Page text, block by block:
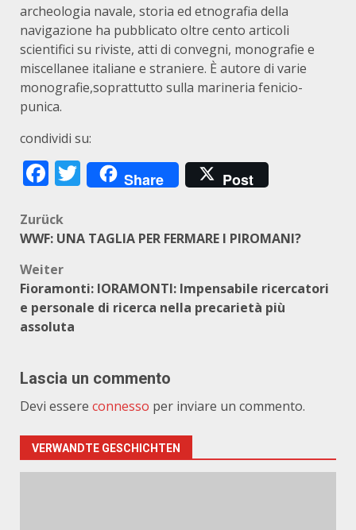
archeologia navale, storia ed etnografia della
navigazione ha pubblicato oltre cento articoli
scientifici su riviste, atti di convegni, monografie e
miscellanee italiane e straniere. È autore di varie
monografie,soprattutto sulla marineria fenicio-
punica.
condividi su:
Facebook
Twitter
Share Post
Beitragsnavigation
Zurück
WWF: UNA TAGLIA PER FERMARE I PIROMANI?
Weiter
Fioramonti: IORAMONTI: Impensabile ricercatori
e personale di ricerca nella precarietà più
assoluta
Lascia un commento
Devi essere connesso per inviare un commento.
VERWANDTE GESCHICHTEN